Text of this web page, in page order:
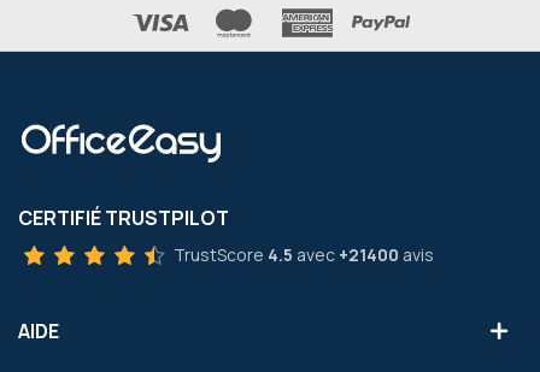
CERTIFIÉ TRUSTPILOT
TrustScore 4.5 avec +21400 avis
AIDE